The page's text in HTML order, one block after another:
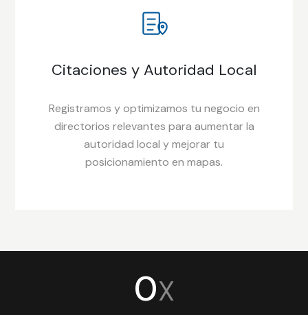
Citaciones y Autoridad Local
Registramos y optimizamos tu negocio en
directorios relevantes para aumentar la
autoridad local y mejorar tu
posicionamiento en mapas.
0X